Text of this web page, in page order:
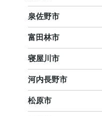
泉佐野市
富田林市
寝屋川市
河内長野市
松原市